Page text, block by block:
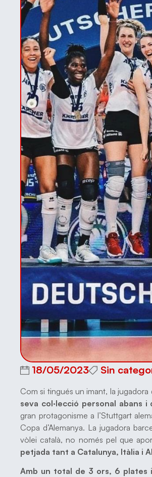
18/05/2023 Sin
Com si tingués un imant, la
seva col·lecció personal abans
gran protagonisme a l’Stuttgart
Copa d’Alemanya. La jugadora
vòlei català, no només pel que
petjada tant a Catalunya, Itàlia i
Amb un total de 3 ors, 6 plates